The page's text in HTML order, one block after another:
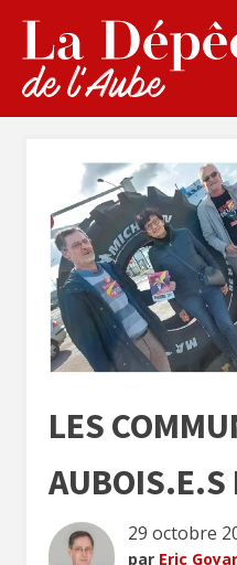
LES
AUBOIS.E.S
29 octobre
par Eric